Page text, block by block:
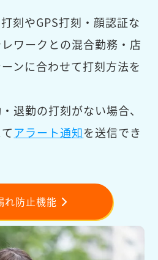
刻やGPS打刻・顔認証な
ワークとの混合勤務・店
ンに合わせて打刻方法を
退勤の打刻がない場合、
アラート通知を送信でき
れ防止機能